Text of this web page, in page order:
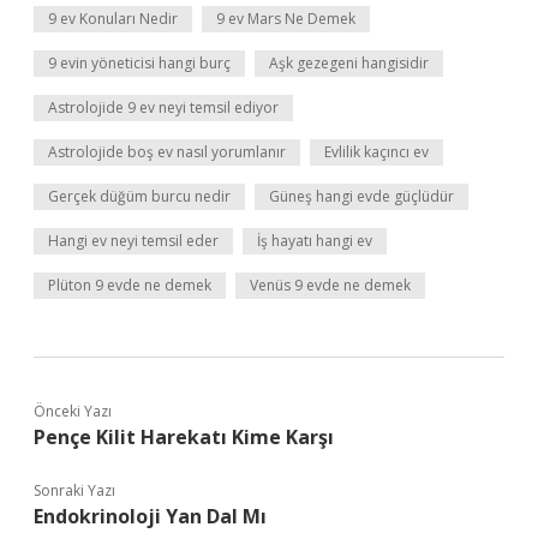
9 ev Konuları Nedir 9 ev Mars Ne Demek
9 evin yöneticisi hangi burç Aşk gezegeni hangisidir
Astrolojide 9 ev neyi temsil ediyor
Astrolojide boş ev nasıl yorumlanır Evlilik kaçıncı ev
Gerçek düğüm burcu nedir Güneş hangi evde güçlüdür
Hangi ev neyi temsil eder İş hayatı hangi ev
Plüton 9 evde ne demek Venüs 9 evde ne demek
Önceki Yazı
Pençe Kilit Harekatı Kime Karşı
Sonraki Yazı
Endokrinoloji Yan Dal Mı